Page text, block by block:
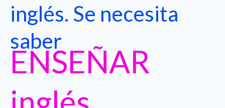
inglés. Se necesita
saber
ENSEÑAR